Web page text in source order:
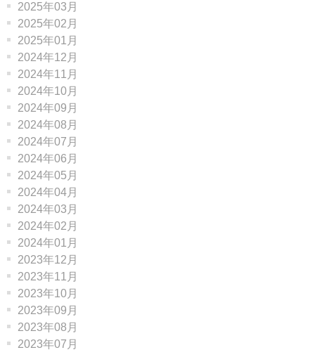
2025年03月
2025年02月
2025年01月
2024年12月
2024年11月
2024年10月
2024年09月
2024年08月
2024年07月
2024年06月
2024年05月
2024年04月
2024年03月
2024年02月
2024年01月
2023年12月
2023年11月
2023年10月
2023年09月
2023年08月
2023年07月